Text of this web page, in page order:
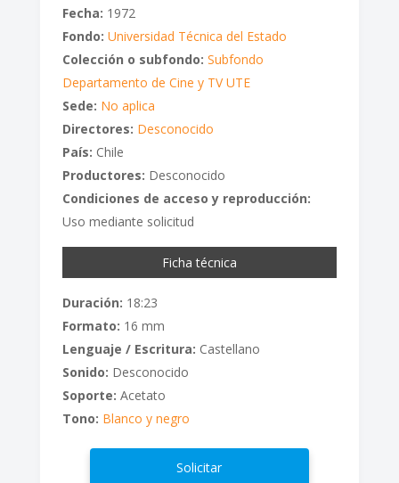
Fecha: 1972
Fondo: Universidad Técnica del Estado
Colección o subfondo: Subfondo
Departamento de Cine y TV UTE
Sede: No aplica
Directores: Desconocido
País: Chile
Productores: Desconocido
Condiciones de acceso y reproducción:
Uso mediante solicitud
Ficha técnica
Duración: 18:23
Formato: 16 mm
Lenguaje / Escritura: Castellano
Sonido: Desconocido
Soporte: Acetato
Tono: Blanco y negro
Solicitar